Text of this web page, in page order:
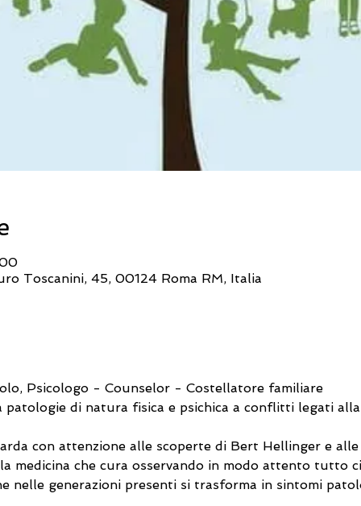
Toscanini, 45, 00124 Roma RM, Italia
Psicologo - Counselor - Costellatore familiare
patologie di natura fisica e psichica a conflitti legati
con attenzione alle scoperte di Bert Hellinger e
medicina che cura osservando in modo attento tutto
nelle generazioni presenti si trasforma in sintomi